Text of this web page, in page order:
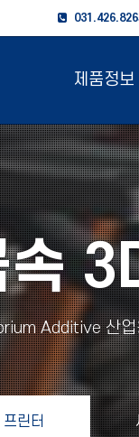
제품정보
Additive 산업
린터